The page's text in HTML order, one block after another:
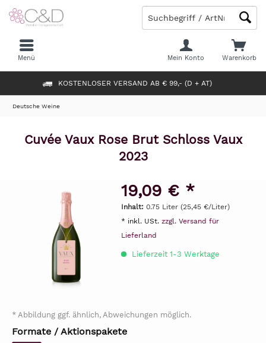
KOSTENLOSER VERSAND AB € 99,- (D + AT)
Warenkorb
Mein Konto
Menü
Deutsche Weine
Cuvée Vaux Rose Brut Schloss Vaux
2023
19,09 € *
Inhalt: 0.75 Liter (25,45 €/Liter)
* inkl. USt. zzgl. Versand für
Lieferland
Lieferzeit 1-3 Werktage
* Abbildung ggf. ähnlich, Abweichungen möglich.
Formate / Aktionspakete